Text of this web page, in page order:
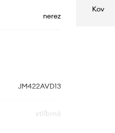
nerez
JM422AVD13
stříbrná
Kov